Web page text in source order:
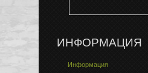
ИНФОРМАЦИЯ
Информация